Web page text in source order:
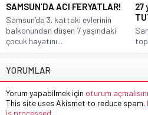
SAMSUN’DA ACI FERYATLAR!
Samsun’da 3. kattaki evlerinin
balkonundan düşen 7 yaşındaki
çocuk hayatını...
27
YORUMLAR
Yorum yapabilmek için oturum
This site uses Akismet to reduce spam.
is processed.